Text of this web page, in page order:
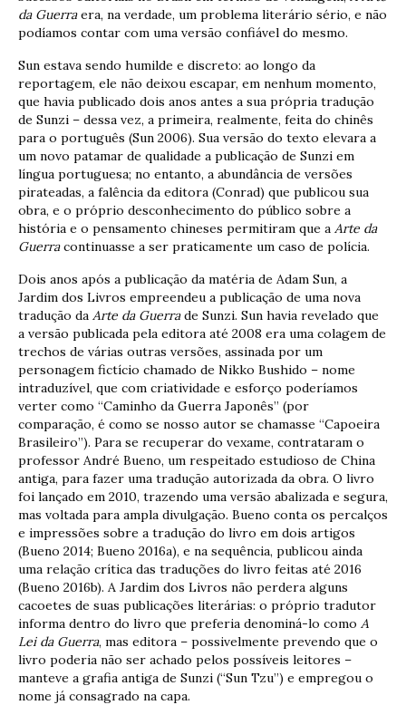
da Guerraera, na verdade, um problema literário sério, e não
podíamos contar com uma versão confiável do mesmo.
Sun estava sendo humilde e discreto: ao longo da
reportagem, ele não deixou escapar, em nenhum momento,
que havia publicado dois anos antes a sua própria tradução
de Sunzi – dessa vez, a primeira, realmente, feita do chinês
para o português (Sun 2006). Sua versão do texto elevara a
um novo patamar de qualidade a publicação de Sunzi em
língua portuguesa; no entanto, a abundância de versões
pirateadas, a falência da editora (Conrad) que publicou sua
obra, e o próprio desconhecimento do público sobre a
história e o pensamento chineses permitiram que a Arte da
Guerracontinuasse a ser praticamente um caso de polícia.
Dois anos após a publicação da matéria de Adam Sun, a
Jardim dos Livros empreendeu a publicação de uma nova
tradução da Arte da Guerrade Sunzi. Sun havia revelado que
a versão publicada pela editora até 2008 era uma colagem de
trechos de várias outras versões, assinada por um
personagem fictício chamado de Nikko Bushido – nome
intraduzível, que com criatividade e esforço poderíamos
verter como “Caminho da Guerra Japonês” (por
comparação, é como se nosso autor se chamasse “Capoeira
Brasileiro”). Para se recuperar do vexame, contrataram o
professor André Bueno, um respeitado estudioso de China
antiga, para fazer uma tradução autorizada da obra. O livro
foi lançado em 2010, trazendo uma versão abalizada e segura,
mas voltada para ampla divulgação. Bueno conta os percalços
e impressões sobre a tradução do livro em dois artigos
(Bueno 2014; Bueno 2016a), e na sequência, publicou ainda
uma relação crítica das traduções do livro feitas até 2016
(Bueno 2016b). A Jardim dos Livros não perdera alguns
cacoetes de suas publicações literárias: o próprio tradutor
informa dentro do livro que preferia denominá-lo como A
Lei da Guerra, mas editora – possivelmente prevendo que o
livro poderia não ser achado pelos possíveis leitores –
manteve a grafia antiga de Sunzi (“Sun Tzu”) e empregou o
nome já consagrado na capa.